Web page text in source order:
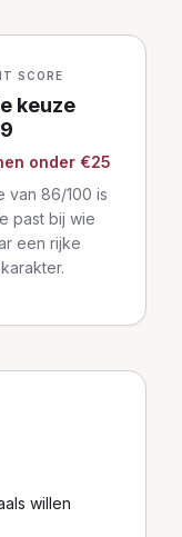
SCORE
keuze
onder €25
van 86/100 is
past bij wie
een rijke
willen